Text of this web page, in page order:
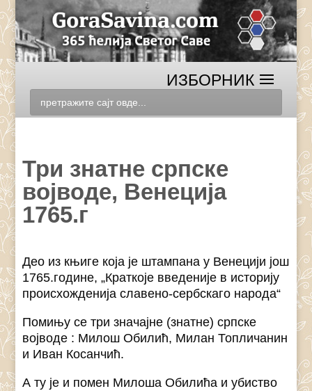
Три знатне српске
војводе, Венеција
1765.г
Део из књиге која је штампана у Венецији још
1765.године, „Краткоје введеније в историју
происхожденија славено-сербскаго народа“
Помињу се три значајне (знатне) српске
војводе : Милош Обилић, Милан Топличанин
и Иван Косанчић.
А ту је и помен Милоша Обилића и убиство